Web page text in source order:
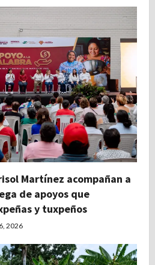
Martínez acompañan a
de apoyos que
y tuxpeños
2026